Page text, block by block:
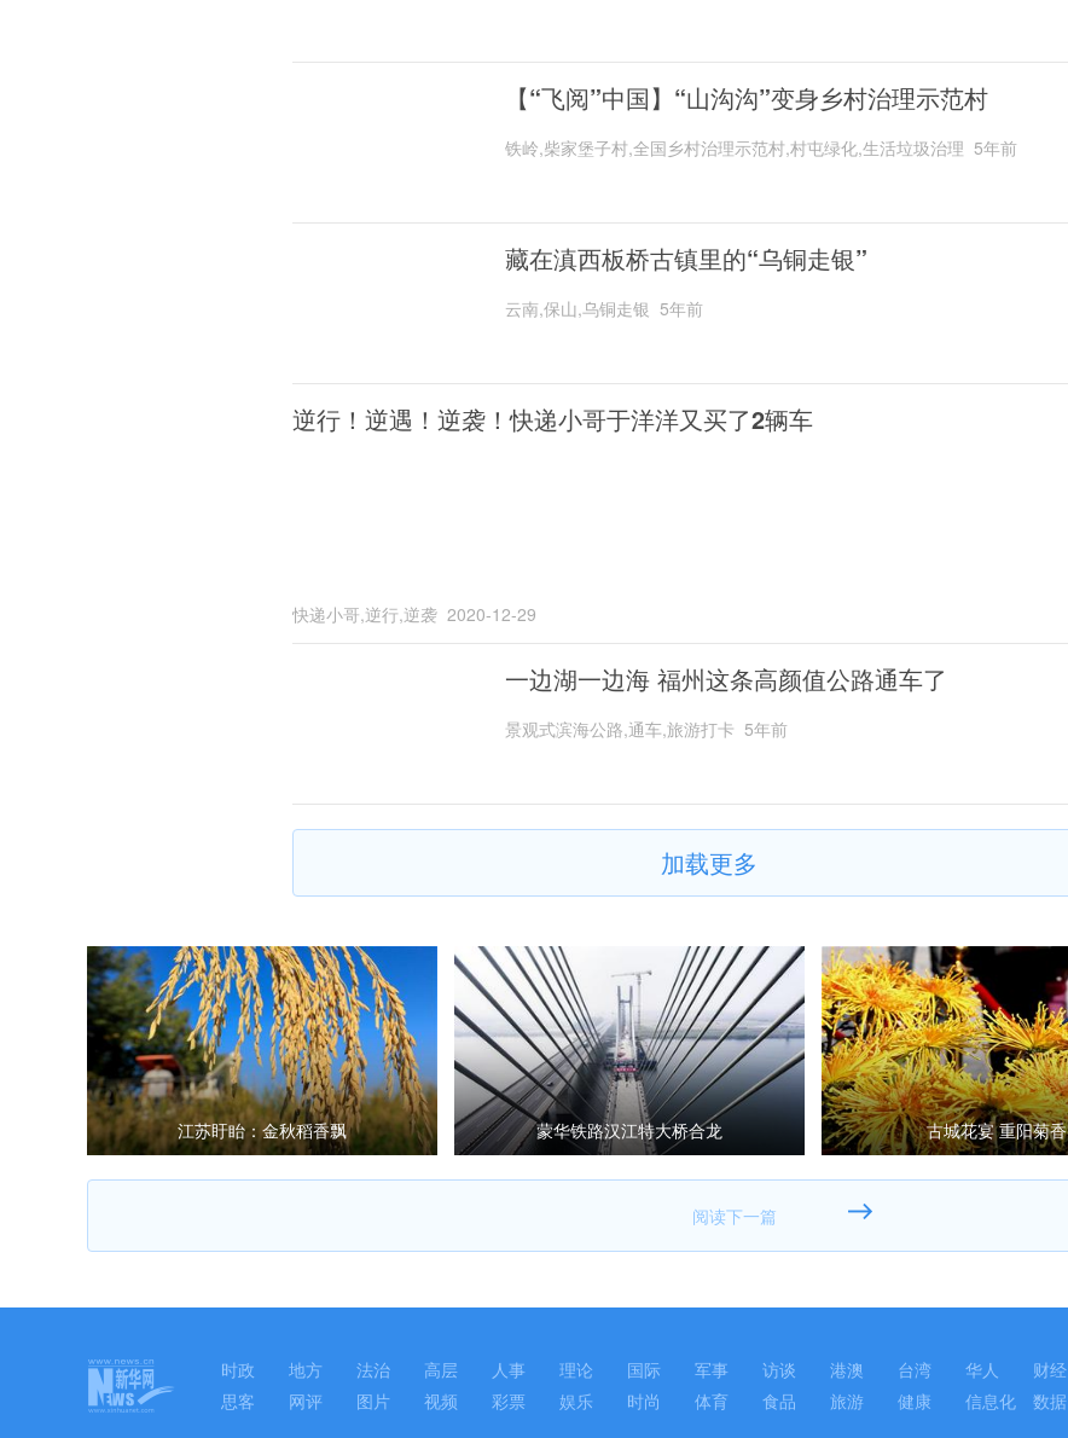
【“飞阅”中国】“山沟沟”变身乡村治理示范村
铁岭,柴家堡子村,全国乡村治理示范村,村屯绿化,生活垃圾治理 5年前
藏在滇西板桥古镇里的“乌铜走银”
云南,保山,乌铜走银 5年前
逆行！逆遇！逆袭！快递小哥于洋洋又买了2辆车
快递小哥,逆行,逆袭 2020-12-29
一边湖一边海 福州这条高颜值公路通车了
景观式滨海公路,通车,旅游打卡 5年前
加载更多
江苏盱眙：金秋稻香飘 蒙华铁路汉江特大桥合龙 古城花宴 重阳菊香
时政 地方 法治 高层 人事 理论 国际 军事 访谈 港澳 台湾 华人 财经
思客
网评 图片 视频 彩票 娱乐 时尚 体育 食品 旅游 健康 信息化 数据